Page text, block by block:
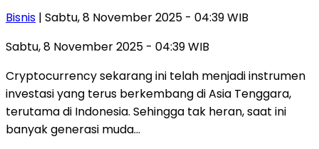
Bisnis | Sabtu, 8 November 2025 - 04:39 WIB
Sabtu, 8 November 2025 - 04:39 WIB
Cryptocurrency sekarang ini telah menjadi instrumen
investasi yang terus berkembang di Asia Tenggara,
terutama di Indonesia. Sehingga tak heran, saat ini
banyak generasi muda…